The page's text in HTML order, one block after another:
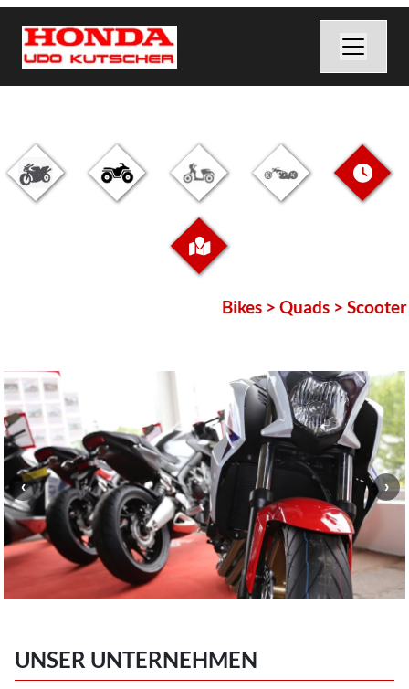
Bikes > Quads >
UNSER UNTERNEHMEN